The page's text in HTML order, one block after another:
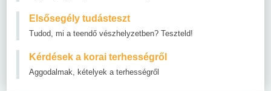
Elsősegély tudásteszt
Tudod, mi a teendő vészhelyzetben? Teszteld!
Kérdések a korai terhességről
Aggodalmak, kételyek a terhességről